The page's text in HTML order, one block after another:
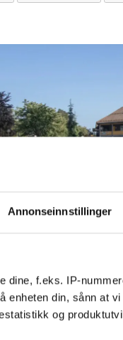
Annonseinnstillinger
dine, f.eks. IP-
enheten din, sånn at
og
- se